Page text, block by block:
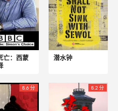
亡：西蒙
潜水钟
8.6 分 8.2 分